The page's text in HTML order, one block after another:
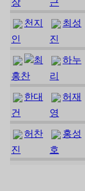
천지
인
최성
진
최
홍찬
하누
리
한대
건
허재
영
허찬
진
홍성
호